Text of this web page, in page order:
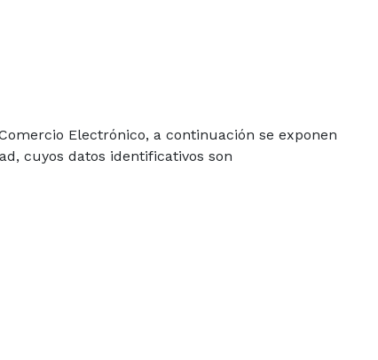
Electrónico, a continuación se exponen
cuyos datos identificativos son